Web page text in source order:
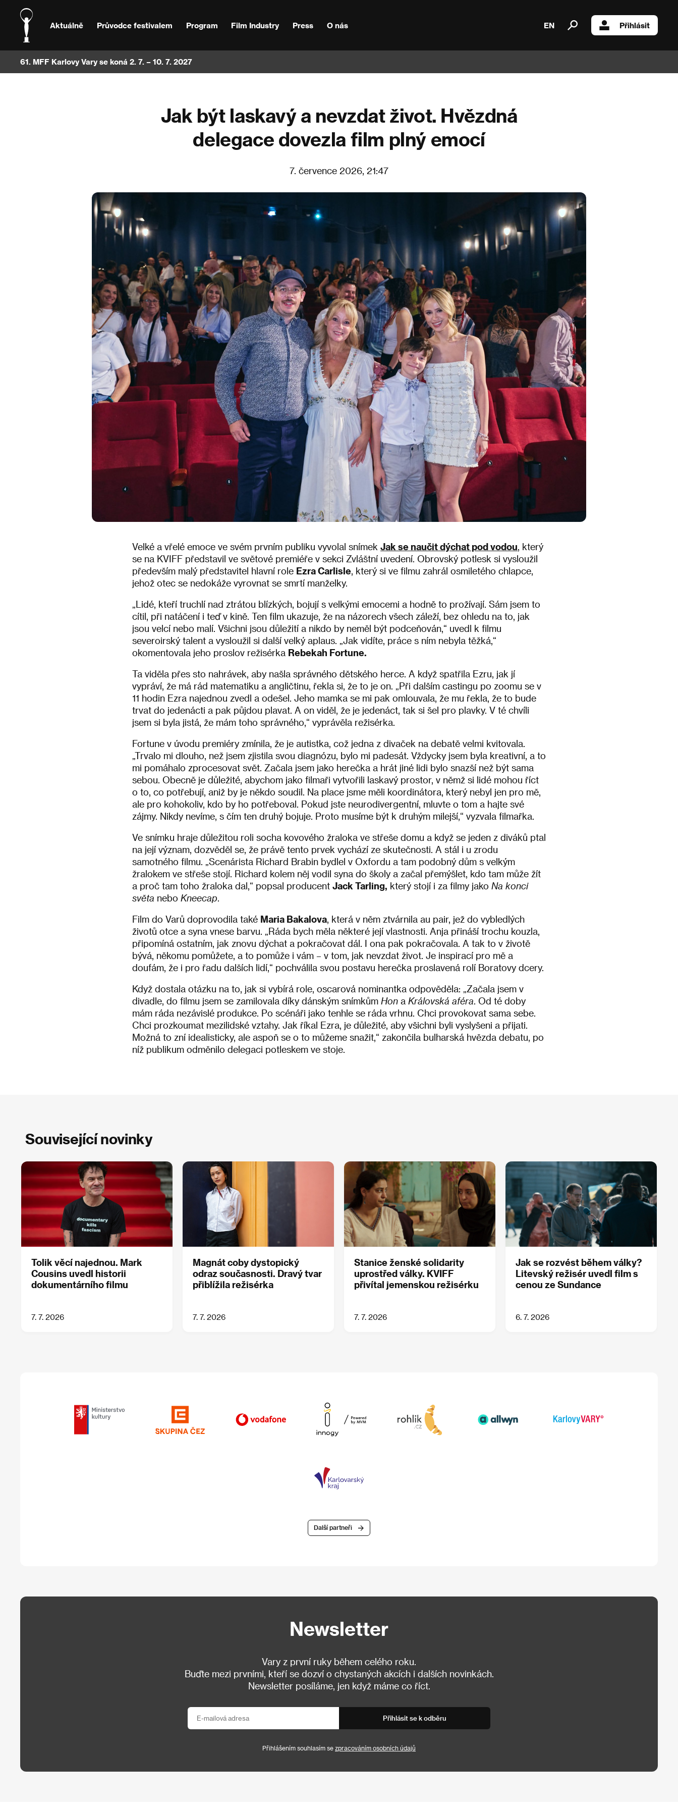
Aktuálně Průvodce festivalem Program Film Industry Press O nás EN Přihlásit
61. MFF Karlovy Vary se koná 2. 7. – 10. 7. 2027
Jak být laskavý a nevzdat život. Hvězdná
delegace dovezla film plný emocí
7. července 2026, 21:47
Velké a vřelé emoce ve svém prvním publiku vyvolal snímek Jak se naučit dýchat pod vodou , který
se na KVIFF představil ve světové premiéře v sekci Zvláštní uvedení. Obrovský potlesk si vysloužil
především malý představitel hlavní role Ezra Carlisle , který si ve filmu zahrál osmiletého chlapce,
jehož otec se nedokáže vyrovnat se smrtí manželky.
„Lidé, kteří truchlí nad ztrátou blízkých, bojují s velkými emocemi a hodně to prožívají. Sám jsem to
cítil, při natáčení i teď v kině. Ten film ukazuje, že na názorech všech záleží, bez ohledu na to, jak
jsou velcí nebo malí. Všichni jsou důležití a nikdo by neměl být podceňován,“ uvedl k filmu
severoirský talent a vysloužil si další velký aplaus. „Jak vidíte, práce s ním nebyla těžká,“
okomentovala jeho proslov režisérka Rebekah Fortune.
Ta viděla přes sto nahrávek, aby našla správného dětského herce. A když spatřila Ezru, jak jí
vypráví, že má rád matematiku a angličtinu, řekla si, že to je on. „Při dalším castingu po zoomu se v
11 hodin Ezra najednou zvedl a odešel. Jeho mamka se mi pak omlouvala, že mu řekla, že to bude
trvat do jedenácti a pak půjdou plavat. A on viděl, že je jedenáct, tak si šel pro plavky. V té chvíli
jsem si byla jistá, že mám toho správného,“ vyprávěla režisérka.
Fortune v úvodu premiéry zmínila, že je autistka, což jedna z divaček na debatě velmi kvitovala.
„Trvalo mi dlouho, než jsem zjistila svou diagnózu, bylo mi padesát. Vždycky jsem byla kreativní, a to
mi pomáhalo zprocesovat svět. Začala jsem jako herečka a hrát jiné lidi bylo snazší než být sama
sebou. Obecně je důležité, abychom jako filmaři vytvořili laskavý prostor, v němž si lidé mohou říct
o to, co potřebují, aniž by je někdo soudil. Na place jsme měli koordinátora, který nebyl jen pro mě,
ale pro kohokoliv, kdo by ho potřeboval. Pokud jste neurodivergentní, mluvte o tom a hajte své
zájmy. Nikdy nevíme, s čím ten druhý bojuje. Proto musíme být k druhým milejší,“ vyzvala filmařka.
Ve snímku hraje důležitou roli socha kovového žraloka ve střeše domu a když se jeden z diváků ptal
na její význam, dozvěděl se, že právě tento prvek vychází ze skutečnosti. A stál i u zrodu
samotného filmu. „Scenárista Richard Brabin bydlel v Oxfordu a tam podobný dům s velkým
žralokem ve střeše stojí. Richard kolem něj vodil syna do školy a začal přemýšlet, kdo tam může žít
a proč tam toho žraloka dal,“ popsal producent Jack Tarling, který stojí i za filmy jako Na konci
světa nebo Kneecap
Film do Varů doprovodila také Maria Bakalova , která v něm ztvárnila au pair, jež do vybledlých
životů otce a syna vnese barvu. „Ráda bych měla některé její vlastnosti. Anja přináší trochu kouzla,
připomíná ostatním, jak znovu dýchat a pokračovat dál. I ona pak pokračovala. A tak to v životě
bývá, někomu pomůžete, a to pomůže i vám – v tom, jak nevzdat život. Je inspirací pro mě a
doufám, že i pro řadu dalších lidí,“ pochválila svou postavu herečka proslavená rolí Boratovy dcery.
Když dostala otázku na to, jak si vybírá role, oscarová nominantka odpověděla: „Začala jsem v
divadle, do filmu jsem se zamilovala díky dánským snímkům Hon a Královská aféra . Od té doby
mám ráda nezávislé produkce. Po scénáři jako tenhle se ráda vrhnu. Chci provokovat sama sebe.
Chci prozkoumat mezilidské vztahy. Jak říkal Ezra, je důležité, aby všichni byli vyslyšeni a přijati.
Možná to zní idealisticky, ale aspoň se o to můžeme snažit,“ zakončila bulharská hvězda debatu, po
níž publikum odměnilo delegaci potleskem ve stoje.
Související novinky
Tolik věcí najednou. Mark
Cousins uvedl historii
dokumentárního filmu
7. 7. 2026
Magnát coby dystopický
odraz současnosti. Dravý tvar
přiblížila režisérka
7. 7. 2026
Stanice ženské solidarity
uprostřed války. KVIFF
přivítal jemenskou režisérku
7. 7. 2026
Jak se rozvést během války?
Litevský režisér uvedl film s
cenou ze Sundance
6. 7. 2026
Další partneři
Newsletter
Vary z první ruky během celého roku.
Buďte mezi prvními, kteří se dozví o chystaných akcích i dalších novinkách.
Newsletter posíláme, jen když máme co říct.
Přihlásit se k odběru
Přihlášením souhlasím se zpracováním osobních údajů